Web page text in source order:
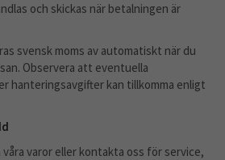
och skickas när betalningen är
svensk moms av automatiskt när du
Observera att eventuella
hanteringsavgifter kan tillkomma enligt
varor eller kontakta oss för service,